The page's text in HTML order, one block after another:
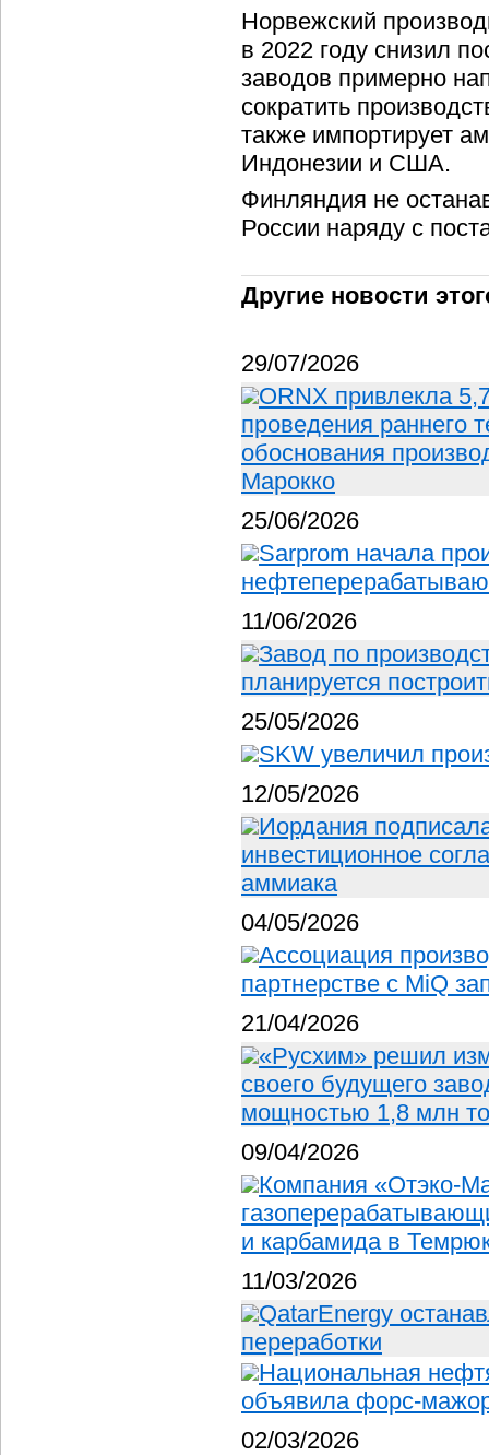
Норвежский
в 2022 году снизил
заводов примерно
сократить
также импортирует
Индонезии и США.
Финляндия не
России наряду с
Другие новости
29/07/2026
ORNX привлекла
проведения раннего
обоснования
Марокко
25/06/2026
Sarprom начала
11/06/2026
Завод по
планируется
25/05/2026
SKW увеличил
12/05/2026
Иордания
инвестиционное
аммиака
04/05/2026
Ассоциация
партнерстве с MiQ
21/04/2026
«Русхим» решил
своего будущего
мощностью 1,8 млн
09/04/2026
Компания «Отэко-
и карбамида в
11/03/2026
QatarEnergy
переработки
Национальная
объявила форс-
02/03/2026